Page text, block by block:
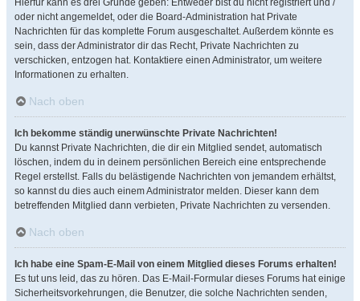
Hierfür kann es drei Gründe geben: Entweder bist du nicht registriert und /
oder nicht angemeldet, oder die Board-Administration hat Private
Nachrichten für das komplette Forum ausgeschaltet. Außerdem könnte es
sein, dass der Administrator dir das Recht, Private Nachrichten zu
verschicken, entzogen hat. Kontaktiere einen Administrator, um weitere
Informationen zu erhalten.
Nach oben
Ich bekomme ständig unerwünschte Private Nachrichten!
Du kannst Private Nachrichten, die dir ein Mitglied sendet, automatisch
löschen, indem du in deinem persönlichen Bereich eine entsprechende
Regel erstellst. Falls du belästigende Nachrichten von jemandem erhältst,
so kannst du dies auch einem Administrator melden. Dieser kann dem
betreffenden Mitglied dann verbieten, Private Nachrichten zu versenden.
Nach oben
Ich habe eine Spam-E-Mail von einem Mitglied dieses Forums erhalten!
Es tut uns leid, das zu hören. Das E-Mail-Formular dieses Forums hat einige
Sicherheitsvorkehrungen, die Benutzer, die solche Nachrichten senden,